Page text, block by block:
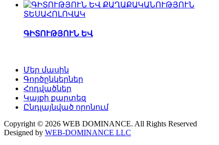
ՏԵՍԱՀՈԼՈՎԱԿ
ԳԻՏՈՒԹՅՈՒՆ ԵՎ
Մեր մասին
Գործընկերներ
Հոդվածներ
Կայքի քարտեզ
Ընդլայնված որոնում
Copyright © 2026 WEB DOMINANCE. All Rights Reserved
Designed by WEB-DOMINANCE LLC